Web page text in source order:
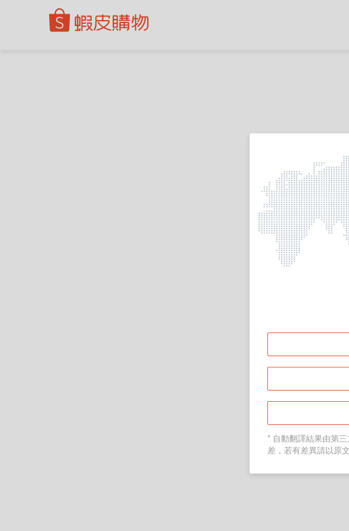
* 自動翻譯結果由第
差，若有差異請以原文